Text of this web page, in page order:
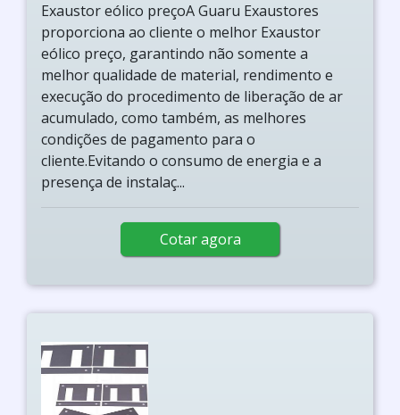
Exaustor eólico preçoA Guaru Exaustores
proporciona ao cliente o melhor Exaustor
eólico preço, garantindo não somente a
melhor qualidade de material, rendimento e
execução do procedimento de liberação de ar
acumulado, como também, as melhores
condições de pagamento para o
cliente.Evitando o consumo de energia e a
presença de instalaç...
Cotar agora